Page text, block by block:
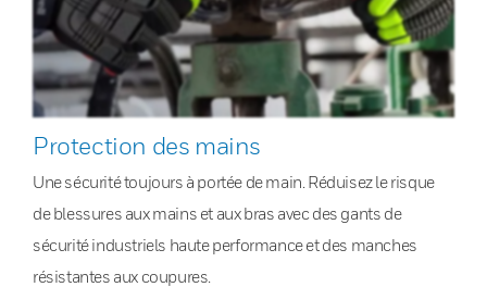
Protection des mains
Une sécurité toujours à portée de main. Réduisez le risque
de blessures aux mains et aux bras avec des gants de
sécurité industriels haute performance et des manches
résistantes aux coupures.